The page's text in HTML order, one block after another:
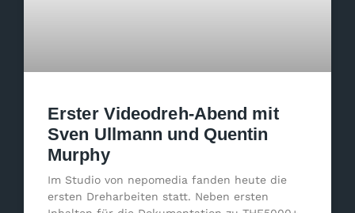
Erster Videodreh-Abend mit
Sven Ullmann und Quentin
Murphy
Im Studio von nepomedia fanden heute die
ersten Dreharbeiten statt. Neben ersten